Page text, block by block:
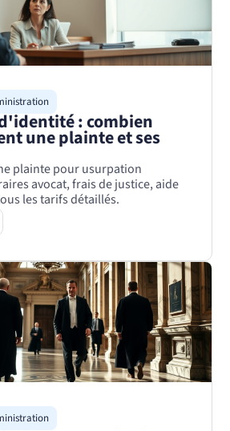
: combien
une plainte et ses
plainte pour usurpation
avocat, frais de justice, aide
les tarifs détaillés.